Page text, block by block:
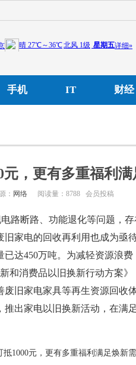
手机 IT 财经
，更有多重福利
： 网络 阅读量：8788 会员投稿
路断路、功能退化等问题，
家电的回收再利用也成为亟
达450万吨。为减轻资源浪
和消费品以旧换新行动方案
旧家电家具等再生资源回收
出家电以旧换新活动，在满